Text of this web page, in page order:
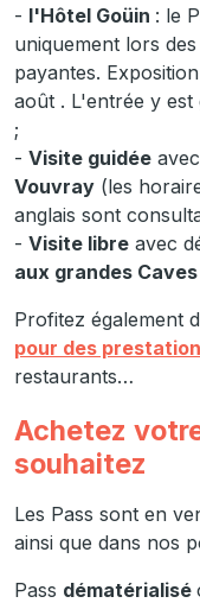
- l'Hôtel Goüin : le
uniquement lors
payantes.
août . L'entrée y est
;
- Visite guidée
Vouvray (les
anglais sont
- Visite libre avec
aux grandes
Profitez également
pour des
restaurants…
Achetez
souhaitez
Les Pass sont en
ainsi que dans nos
Pass dématérialisé